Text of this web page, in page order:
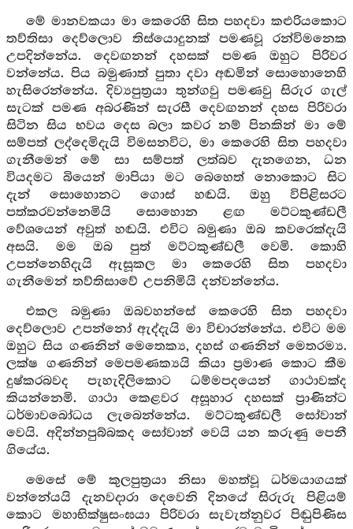
මේ මානවකයා මා කෙරෙහි සිත පහදවා කළුරියකොට
තව්තිසා දෙව්ලොව තිස්යොදුනක් පමණවූ රන්විමනෙක
උපදින්නේය. දෙවඟනන් දහසක් පමණ ඔහුට පිරිවර
වන්නේය. පිය බමුණාත් පුතා දවා අඬමින් සොහොනෙහි
හැසිරෙන්නේය. දිව්‍යපුත්‍රයා තුන්ගවු පමණවු සිරුර ගැල්
සැටක් පමණ අබරණින් සැරසී දෙවඟනන් දහස පිරිවරා
සිටින සිය භවය දෙස බලා කවර නම් පිනකින් මා මේ
සම්පත් ලද්දෙමිදැයි විමසනවිට, මා කෙරෙහි සිත පහදවා
ගැනීමෙන් මේ සා සම්පත් ලත්බව දැනගෙන, ධන
වියදමට බියෙන් මාපියා මට බෙහෙත් නොකොට සිට
දැන් සොහොනට ගොස් හඬයි. ඔහු විපිළිසරට
පත්කරවන්නෙමියි සොහොන ළඟ මට්ටකුණ්ඩලී
වේශයෙන් අවුත් හඬයි. එවිට බමුණා ඔබ කවරෙක්දැයි
අසයි. මම ඔබ පුත් මට්ටකුණ්ඩලී වෙමි. කොහි
උපන්නෙහිදැයි ඇසූකල මා කෙරෙහි සිත පහදවා
ගැනීමෙන් තව්තිසාවේ උපනිමියි දන්වන්නේය.
එකල බමුණා ඔබවහන්සේ කෙරෙහි සිත පහදවා
දෙව්ලොව උපන්නෝ ඇද්දැයි මා විචාරන්නේය. එවිට මම
ඔහුට සිය ගණනින් මෙතෙක්‍ය, දහස් ගණනින් මෙතරම්‍ය.
ලක්ෂ ගණනින් මෙපමණක්‍යයි කියා ප්‍රමාණ කොට කීම
දුෂ්කරබවද පැහැදිලිකොට ධම්මපදයෙන් ගාථාවක්ද
කියන්නෙමි. ගාථා කෙළවර අසූහාර දහසක් ප්‍රාණින්ට
ධර්මාවබෝධය ලැබෙන්නේය. මට්ටකුණ්ඩලී සෝවාන්
වෙයි. අදින්නපුබ්බකද සෝවාන් වෙයි යන කරුණු පෙනී
ගියේය.
මෙසේ මේ කුලපුත්‍රයා නිසා මහත්වූ ධර්මයාගයක්
වන්නේයයි දැනවදාරා දෙවෙනි දිනයේ සිරුරු පිළියම්
කොට මහාභික්ෂුසංඝයා පිරිවරා සැවැත්නුවර පිඬුපිණිස